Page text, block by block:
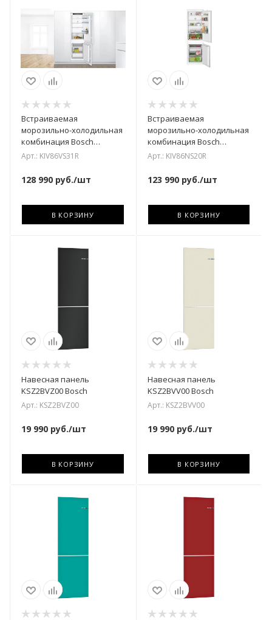
Встраиваемая
морозильно-холодильная
комбинация Bosch
KIV86VS31R
Арт.: KIV86VS31R
128 990 руб./шт
В КОРЗИНУ
Встраиваемая
морозильно-холодильная
комбинация Bosch
KIV86NS20R
Арт.: KIV86NS20R
123 990руб./шт
В КОРЗИНУ
Навесная панель
KSZ2BVZ00 Bosch
Арт.: KSZ2BVZ00
19 990 руб./шт
В КОРЗИНУ
Навесная панель
KSZ2BVV00 Bosch
Арт.: KSZ2BVV00
19 990руб./шт
В КОРЗИНУ